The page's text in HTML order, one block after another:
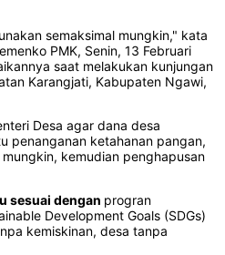
semaksimal mungkin," kata
PMK, Senin, 13 Februari
saat melakukan kunjungan
Karangjati, Kabupaten Ngawi,
Desa agar dana desa
penanganan ketahanan pangan,
kemudian penghapusan
sesuai dengan progran
Development Goals (SDGs)
kemiskinan, desa tanpa